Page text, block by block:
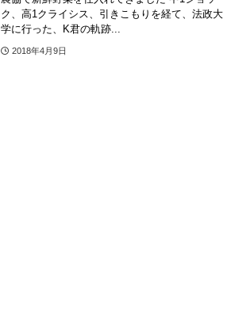
ク、高1クライシス、引きこもりを経て、法政大
学に行った、K君の軌跡...
2018年4月9日